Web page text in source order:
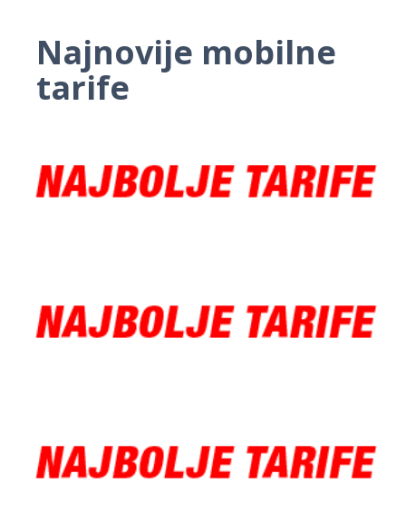
Najnovije mobilne
tarife